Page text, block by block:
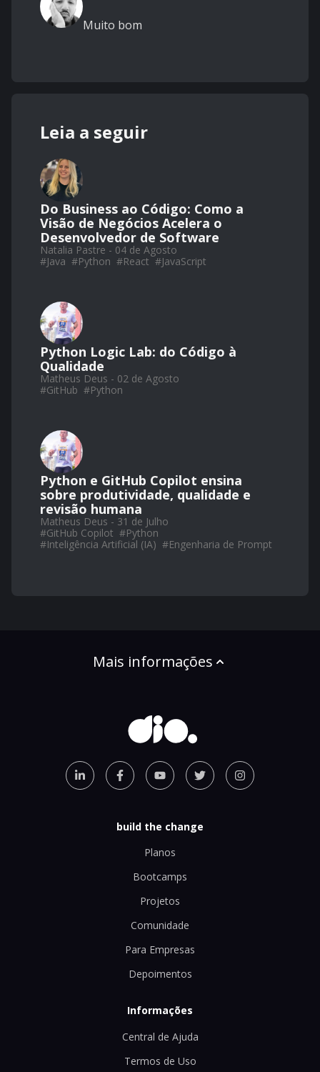
Muito bom
Leia a seguir
Do Business ao Código: Como a
Visão de Negócios Acelera o
Desenvolvedor de Software
Natalia Pastre - 04 de Agosto
#Java #Python #React #JavaScript
Python Logic Lab: do Código à
Qualidade
Matheus Deus - 02 de Agosto
#GitHub #Python
Python e GitHub Copilot ensina
sobre produtividade, qualidade e
revisão humana
Matheus Deus - 31 de Julho
#GitHub Copilot #Python
#Inteligência Artificial (IA) #Engenharia de Prompt
Mais informações
build the change
Planos
Bootcamps
Projetos
Comunidade
Para Empresas
Depoimentos
Informações
Central de Ajuda
Termos de Uso